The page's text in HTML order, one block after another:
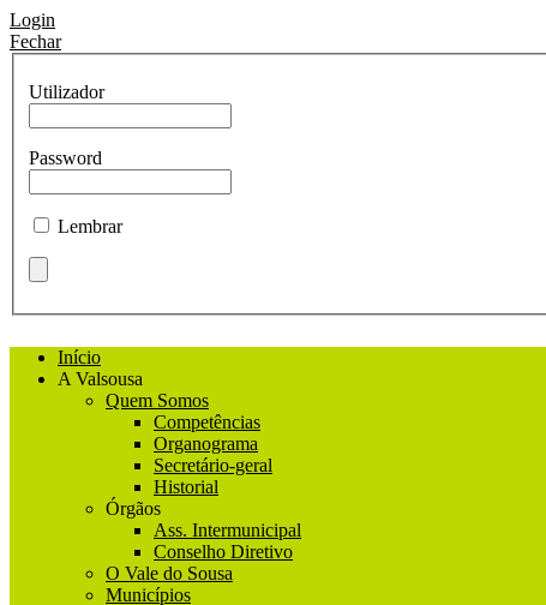
Login
Fechar
Utilizador
Password
Lembrar
Início
A Valsousa
Quem Somos
Competências
Organograma
Secretário-geral
Historial
Órgãos
Ass. Intermunicipal
Conselho Diretivo
O Vale do Sousa
Municípios